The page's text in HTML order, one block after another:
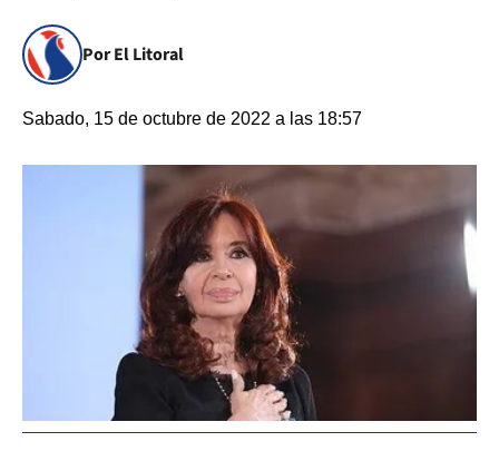
Por El Litoral
Sabado, 15 de octubre de 2022 a las 18:57